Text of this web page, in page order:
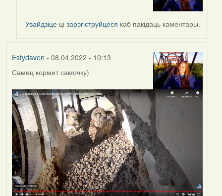
by
Harrier
Увайдзіце цізарэгіструйцеся каб пакідаць каментары.
Estydaven - 08.04.2022 - 10:13
Самец кормит самочку)